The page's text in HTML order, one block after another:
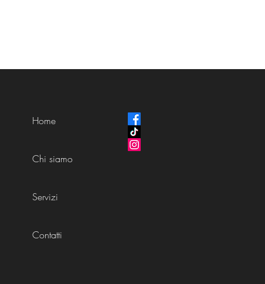
Home
Chi siamo
Servizi
Contatti